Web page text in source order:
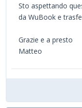
Sto aspettando
da WuBook e
Grazie e a presto
Matteo